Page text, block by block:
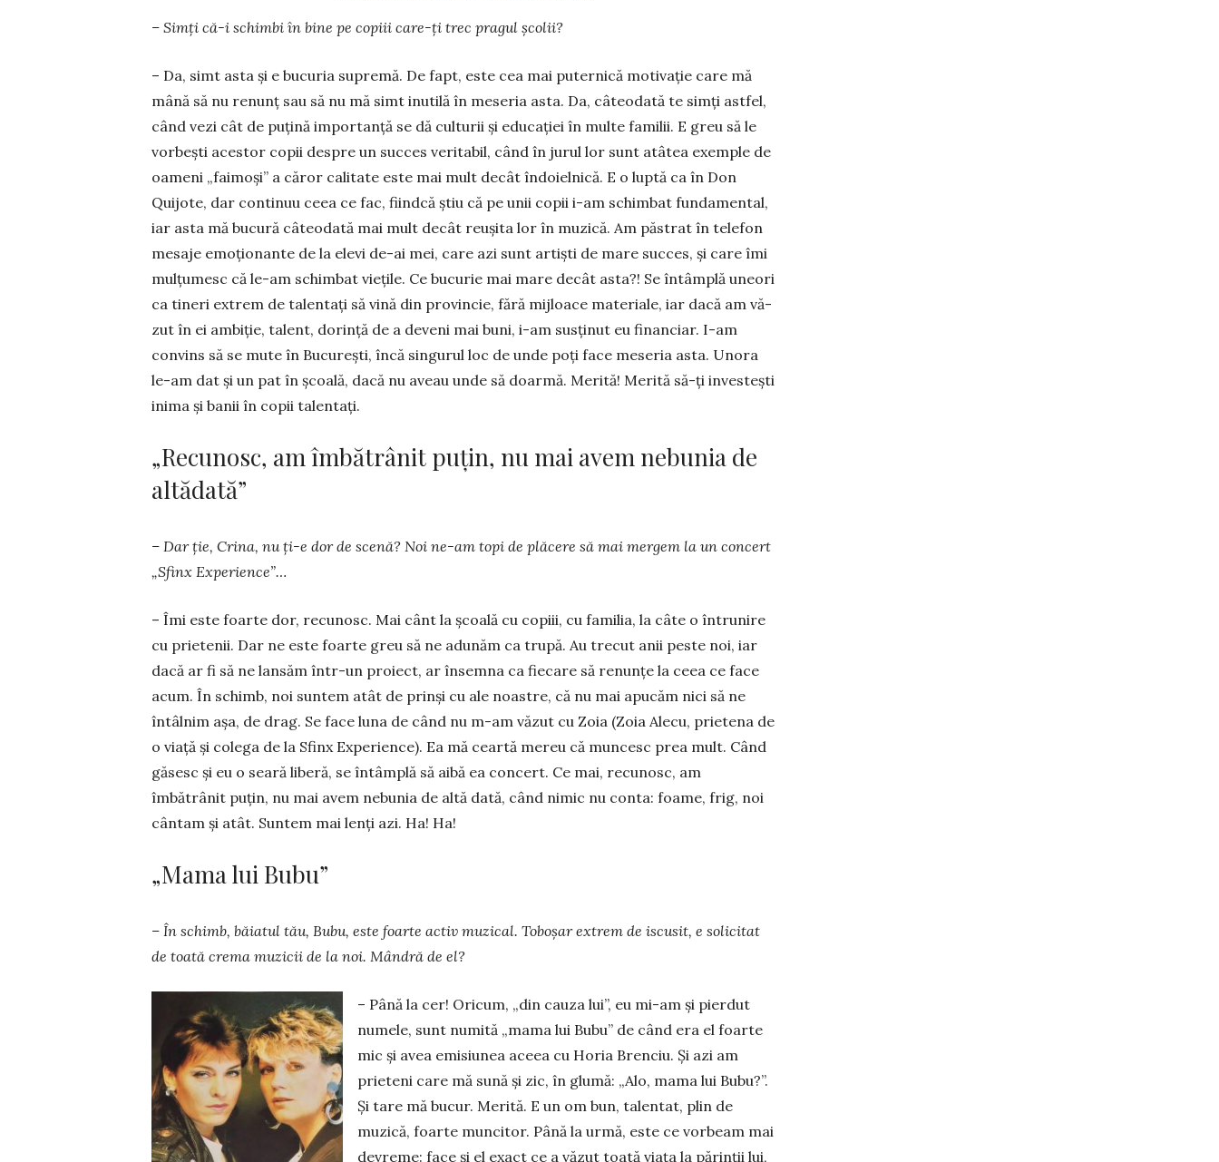
– Simţi că-i schimbi în bine pe copiii care-ţi trec pragul şcolii?
– Da, simt asta şi e bucuria supremă. De fapt, este cea mai puternică motivaţie care mă
mână să nu renunţ sau să nu mă simt inutilă în mese­ria asta. Da, câteodată te simţi astfel,
când vezi cât de puţină importanţă se dă culturii şi educaţiei în multe familii. E greu să le
vorbeşti acestor copii despre un succes veritabil, când în jurul lor sunt atâtea exemple de
oameni „faimoşi” a căror calitate este mai mult decât îndoielnică. E o luptă ca în Don
Quijote, dar conti­nuu ceea ce fac, fiindcă ştiu că pe unii copii i-am schimbat funda­mental,
iar asta mă bucură câteo­dată mai mult decât reuşita lor în muzică. Am păstrat în tele­fon
mesaje emoţionante de la elevi de-ai mei, care azi sunt ar­tişti de mare succes, şi care îmi
mul­ţumesc că le-am schimbat vieţile. Ce bucurie mai mare de­cât asta?! Se în­tâmplă uneori
ca ti­neri ex­trem de talentaţi să vină din provincie, fără mij­loa­ce mate­ria­le, iar dacă am vă­
zut în ei ambiţie, talent, do­rinţă de a deveni mai buni, i-am susţinut eu finan­ciar. I-am
convins să se mute în Bucureşti, încă singurul loc de unde poţi face meseria asta. Unora
le-am dat şi un pat în şcoa­lă, dacă nu aveau unde să doarmă. Merită! Me­rită să-ţi investeşti
inima şi banii în copii talentați.
„Recunosc, am îmbătrânit puțin, nu mai avem nebunia de
altădată”
– Dar ţie, Crina, nu ţi-e dor de scenă? Noi ne-am topi de plăcere să mai mergem la un con­cert
„Sfinx Experience”…
– Îmi este foarte dor, recunosc. Mai cânt la şcoală cu copiii, cu familia, la câte o întrunire
cu prie­­tenii. Dar ne este foarte greu să ne adunăm ca trupă. Au trecut anii peste noi, iar
dacă ar fi să ne lansăm într-un proiect, ar însemna ca fiecare să renunţe la ceea ce face
acum. În schimb, noi suntem atât de prinşi cu ale noastre, că nu mai apucăm nici să ne
întâlnim aşa, de drag. Se face luna de când nu m-am văzut cu Zoia (Zoia Alecu, prietena de
o viaţă şi colega de la Sfinx Experience). Ea mă ceartă me­reu că mun­cesc prea mult. Când
găsesc şi eu o seară liberă, se întâmplă să aibă ea concert. Ce mai, recu­nosc, am
îmbătrânit puţin, nu mai avem nebunia de altă dată, când nimic nu conta: foame, frig, noi
cântam şi atât. Suntem mai lenţi azi. Ha! Ha!
„Mama lui Bubu”
– În schimb, băiatul tău, Bubu, este foarte ac­tiv muzical. Toboșar extrem de iscusit, e solicitat
de toată crema mu­zicii de la noi. Mândră de el?
– Până la cer! Oricum, „din cauza lui”, eu mi-am și pierdut
numele, sunt numită „mama lui Bubu” de când era el foarte
mic şi avea emisiunea aceea cu Horia Brenciu. Şi azi am
prieteni care mă sună şi zic, în glumă: „Alo, mama lui Bubu?”.
Şi tare mă bucur. Merită. E un om bun, talentat, plin de
muzică, foarte muncitor. Până la urmă, este ce vorbeam mai
de­vreme: face şi el exact ce a văzut toată via­ţa la părinţii lui,